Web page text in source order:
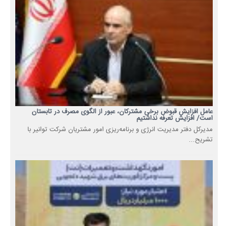
عامل افزایش قبوض برخی مشترکان، عبور از الگوی مصرف در تابستان
است/ افزایش تعرفه نداشتیم
مدیرکل دفتر مدیریت انرژی و برنامه‌ریزی امور مشتریان شرکت توانیر با
تشریح...